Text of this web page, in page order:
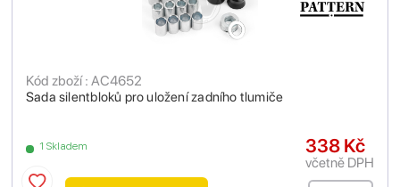
Sada silentbloků pro uložení zadního tlumiče
Kód zboží : AC4652
1 Skladem 338 Kč
včetně DPH